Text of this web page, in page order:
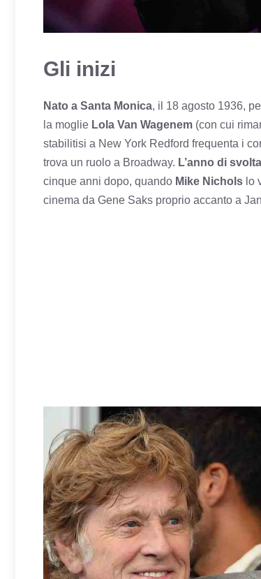
Gli inizi
Nato a Santa Monica, il 18 agosto 1936,
la moglie Lola Van Wagenem (con cui
stabilitisi a New York Redford frequenta i
trova un ruolo a Broadway. L’anno di
cinque anni dopo, quando Mike Nichols lo
cinema da Gene Saks proprio accanto a